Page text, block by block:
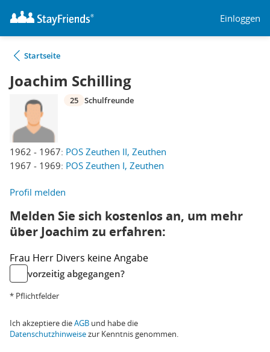
Einloggen
Startseite
Joachim Schilling
1962 - 1967: POS Zeuthen II, Zeuthen
1967 - 1969: POS Zeuthen I, Zeuthen
25 Schulfreunde
Profil melden
Melden Sie sich kostenlos an, um mehr
über Joachim zu erfahren:
Frau Herr Divers keine Angabe
vorzeitig abgegangen?
* Pflichtfelder
Ich akzeptiere dieAGB und habe die
Datenschutzhinweisezur Kenntnis genommen.